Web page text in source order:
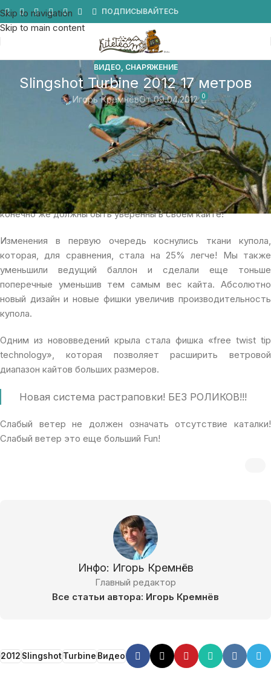
Skip to navigation
Skip to main content
ПОДПИСЫВАЙТЕСЬ
ВИДЕО, СНАРЯЖЕНИЕ
Slingshot Turbine 2012 17 метров
Игорь КремнёвОт 09.04.2012 0
Slingshot с гордостью представляет Turbine 2012 года!
При проектировании и производстве новой модели 2012 года
была только одна задача — сделать Турбину легче.
Изменение каждой детали мы проводили под пристальным
контролем за общим весом купола. Если вы хотите
оставаться на воде при ветре в 3-4 метра в секунду, вы
конечно же должны быть уверенны в своем кайте!
Изменения в первую очередь коснулись ткани купола,
которая, для сравнения, стала на 25% легче! Мы также
уменьшили ведущий баллон и сделали еще тоньше
поперечные уменьшив тем самым вес кайта. Абсолютно
новый дизайн и новые фишки увеличив производительность
купола.
Одним из нововведений крыла стала фишка «free twist tip
technology», которая позволяет расширить ветровой
диапазон кайтов больших размеров.
Новая система растраповки! БЕЗ РОЛИКОВ!!!
Слабый ветер не должен означать отсутствие каталки!
Слабый ветер это еще больший Fun!
Инфо: Игорь Кремнёв
Главный редактор
Все статьи автора: Игорь Кремнёв
2012SlingshotTurbineВидео